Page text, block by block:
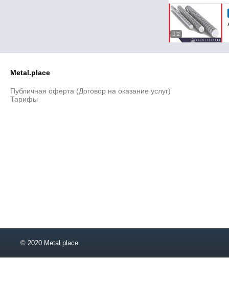
2
Metal.place
Публичная оферта (Договор на оказание услуг)
Тарифы
© 2020 Metal.place